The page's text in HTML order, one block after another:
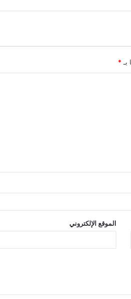
بـ*
الموقع الإلكتروني